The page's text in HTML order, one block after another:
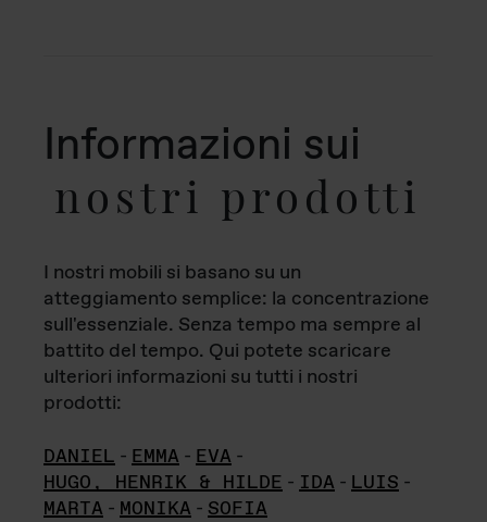
Informazioni sui
nostri prodotti
I nostri mobili si basano su un
atteggiamento semplice: la concentrazione
sull'essenziale. Senza tempo ma sempre al
battito del tempo. Qui potete scaricare
ulteriori informazioni su tutti i nostri
prodotti:
DANIEL - EMMA - EVA -
HUGO, HENRIK & HILDE - IDA - LUIS -
MARTA - MONIKA - SOFIA